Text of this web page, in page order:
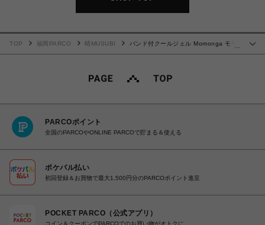
TOP 福岡PARCO 晴MUSUBI
バンド付クールジェル Momonga モモ
PARCOポイント
全国のPARCOやONLINE PARCOで貯まる＆使える
ポケパル払い
初回登録＆お買物で最大1,500円分のPARCOポイント進呈
POCKET PARCO（公式アプリ）
コイン＆クーポンでPARCOでのお買い物がオトクに